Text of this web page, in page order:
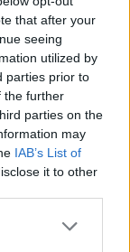
that after your
seeing
utilized by
parties prior to
the further
parties on the
may
IAB’s List of
it to other
el